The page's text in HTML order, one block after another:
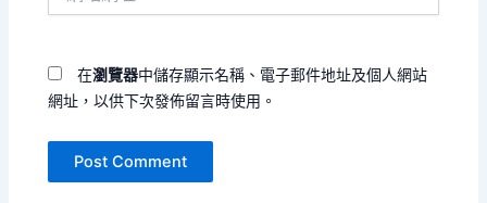
在瀏覽器中儲存顯示名稱、電子郵件地址及個人網站
網址，以供下次發佈留言時使用。